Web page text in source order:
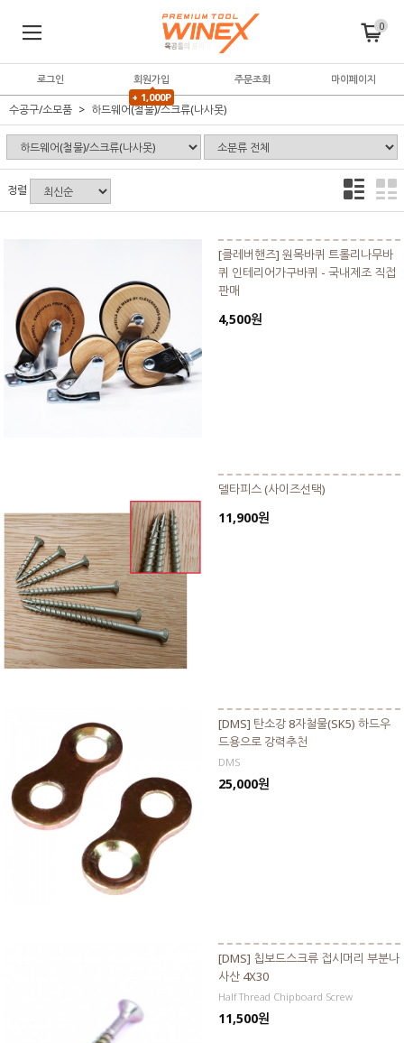
0
로그인
회원가입
+ 1,000P
주문조회 마이페이지
수공구/소모품 하드웨어(철물)/스크류(나사못)
정렬
[클레버핸즈] 원목바퀴 트롤리나무바
퀴 인테리어가구바퀴 - 국내제조 직접
판매
4,500원
델타피스 (사이즈선택)
11,900원
[DMS] 탄소강 8자철물(SK5) 하드우
드용으로 강력추천
DMS
25,000원
[DMS] 칩보드스크류 접시머리 부분나
사산 4X30
Half Thread Chipboard Screw
11,500원